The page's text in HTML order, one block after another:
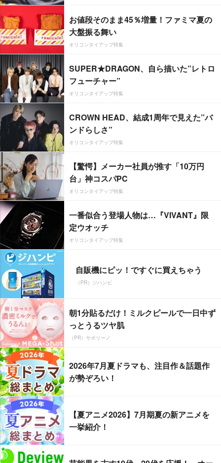
お値段そのまま45％増量！ファミマ夏の
大盤振る舞い
オリコンタイアップ特集
SUPER★DRAGON、自ら描いた”レトロ
フューチャー”
オリコンタイアップ特集
CROWN HEAD、結成1周年で見えた”バ
ンドらしさ”
オリコンタイアップ特集
【驚愕】メーカー社員が推す「10万円
台」神コスパPC
オリコンタイアップ特集
一番似合う登場人物は…『VIVANT』限
定ウオッチ
オリコンタイアップ特集
自販機にピッ！ですぐに買えちゃう
（PR）ジハンピ
朝1分貼るだけ！ミルクピールで一日中ず
っとうるツヤ肌
（PR）サボリーノ
2026年7月夏ドラマも、注目作＆話題作
が勢ぞろい！
【夏アニメ2026】7月期夏の新アニメを
一挙紹介！